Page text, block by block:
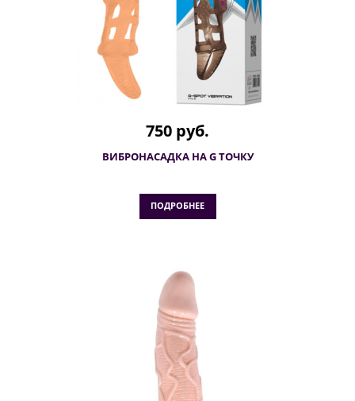
750 руб.
ВИБРОНАСАДКА НА G ТОЧКУ
ПОДРОБНЕЕ